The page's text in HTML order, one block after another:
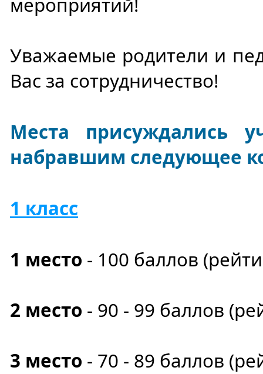
Уважаемые родители и
Вас за сотрудничество!
Места присуждались
набравшим следующее
1 класс
1 место - 100 баллов
2 место - 90 - 99 баллов
3 место - 70 - 89 баллов